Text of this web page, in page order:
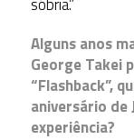
Alguns anos
George Takei
“Flashback”,
aniversário de
experiência?